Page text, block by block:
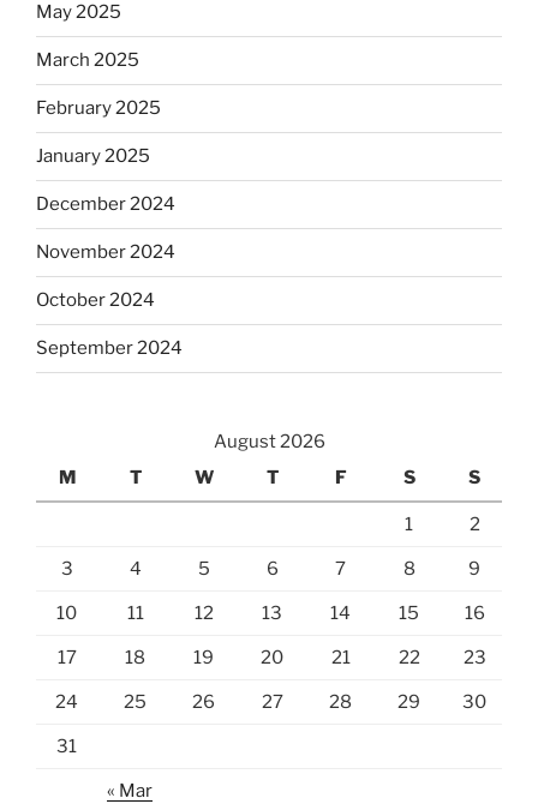
May 2025
March 2025
February 2025
January 2025
December 2024
November 2024
October 2024
September 2024
August 2026
M
T W T F S S
1 2
3 4 5 6 7 8 9
10 11 12 13 14 15 16
17 18 19 20 21 22 23
24 25 26 27 28 29 30
31
« Mar